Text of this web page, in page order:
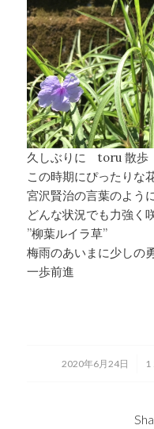
久しぶりに toru 散歩
この時期にぴったりな
宮沢賢治の言葉のよう
どんな状況でも力強く
”柳葉ルイラ草”
梅雨のあいまに少しの
一歩前進
2020年6月24日
/ 1
/